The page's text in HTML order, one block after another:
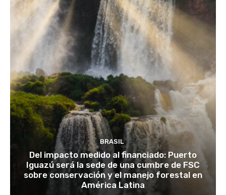
BRASIL
Del impacto medido al financiado: Puerto
Iguazú será la sede de una cumbre de FSC
sobre conservación y el manejo forestal en
América Latina